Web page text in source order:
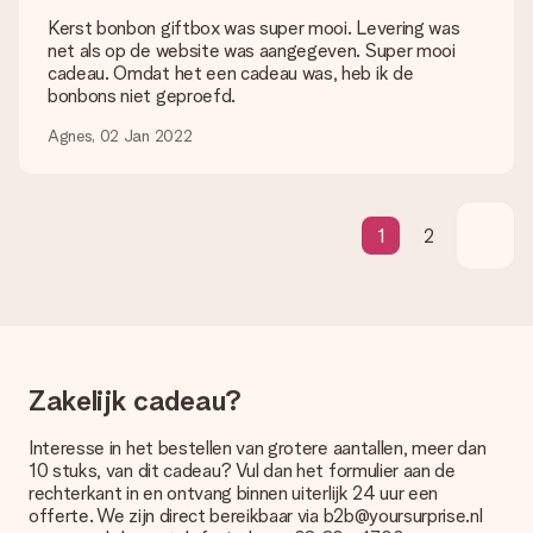
Wat is de levertijd en wanneer heb ik mijn cadeau in huis?
De levertijd is terug te vinden op de productpagina van het
cadeau. Je kunt erop vertrouwen dat het cadeau netjes op
deze dag wordt geleverd door onze vervoerder.
Welke bezorgopties kan ik kiezen?
weergegeven op de artikelpagina. Het cadeau dat je wilt
bestellen wordt verstuurd als pakketpost of als
brievenbuspakje. Wil je weten of je een pakketje of
Hoe kan ik mijn bestelling betalen?
Wij bieden de volgende betaalmethodes aan: iDeal, Paypal,
creditcard of handmatige overboeking. Hou bij handmatige
overboeking wel rekening met 3 dagen extra levertijd van je
cadeau.
Kerst bonbon giftbox was super mooi. Levering was
net als op de website was aangegeven. Super mooi
cadeau. Omdat het een cadeau was, heb ik de
bonbons niet geproefd.
Agnes, 02 Jan 2022
1 2
Zakelijk cadeau?
Interesse in het bestellen van grotere aantallen, meer dan
10 stuks, van dit cadeau? Vul dan het formulier aan de
rechterkant in en ontvang binnen uiterlijk 24 uur een
offerte. We zijn direct bereikbaar via b2b@yoursurprise.nl